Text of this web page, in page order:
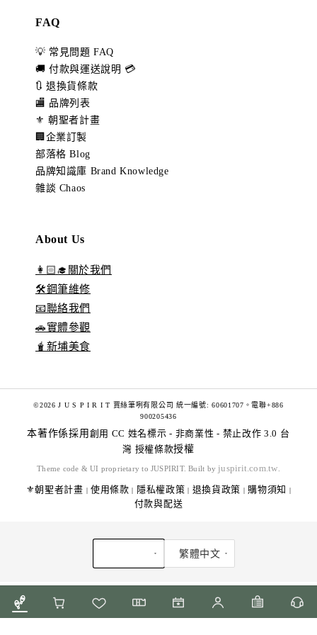
FAQ
💡 常見問題 FAQ
🚚 付款與運送說明 💳
🔃 退換貨條款
🏬 品牌列表
⚜️ 朝聖者計畫
🏢企業訂製
部落格 Blog
品牌知識庫 Brand Knowledge
雜談 Chaos
About Us
👩🏻‍🎓關於我們
🛠️鋼筆維修
📧聯絡我們
🚗實體參觀
🧋新埔美食
©2026 J U S P I R I T 賈絲筆咧有限公司 統一編號: 60601707。電聯+886
900205436
本著作係採用 創用 CC 姓名標示 - 非商業性 - 禁止改作 3.0 台
灣 授權條款授權
Theme code & UI proprietary to JUSPIRIT. Built by juspirit.com.tw
⚜️朝聖者計畫 | 使用條款 | 隱私權政策 | 退換貨政策 | 購物須知 |
付款與配送